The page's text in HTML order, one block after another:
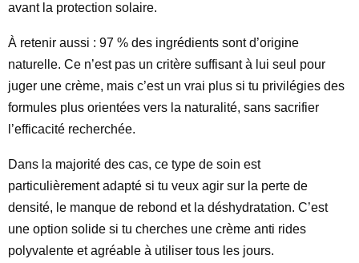
avant la protection solaire.
À retenir aussi : 97 % des ingrédients sont d’origine
naturelle. Ce n’est pas un critère suffisant à lui seul pour
juger une crème, mais c’est un vrai plus si tu privilégies des
formules plus orientées vers la naturalité, sans sacrifier
l’efficacité recherchée.
Dans la majorité des cas, ce type de soin est
particulièrement adapté si tu veux agir sur la perte de
densité, le manque de rebond et la déshydratation. C’est
une option solide si tu cherches une crème anti rides
polyvalente et agréable à utiliser tous les jours.